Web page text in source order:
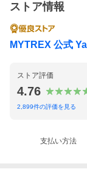
ストア情報
MYTREX 公式
ストア評価
4.76
2,899件の評価を見る
支払い方法